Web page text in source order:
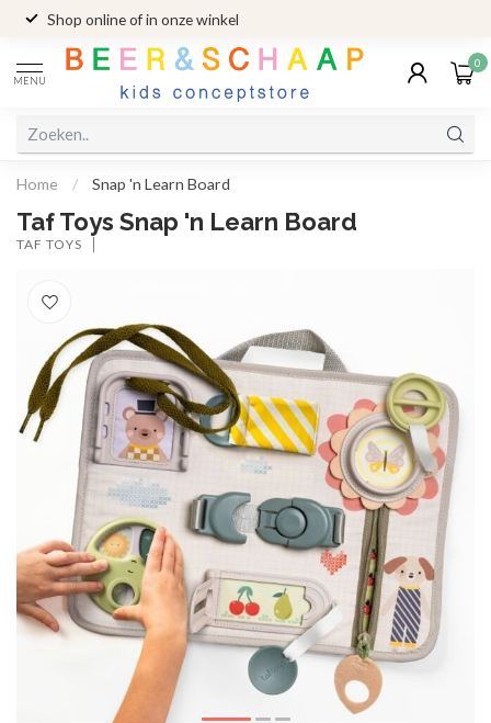
Shop online of in onze winkel
MENU
0
Home / Snap 'n Learn Board
Taf Toys Snap 'n Learn Board
TAF TOYS